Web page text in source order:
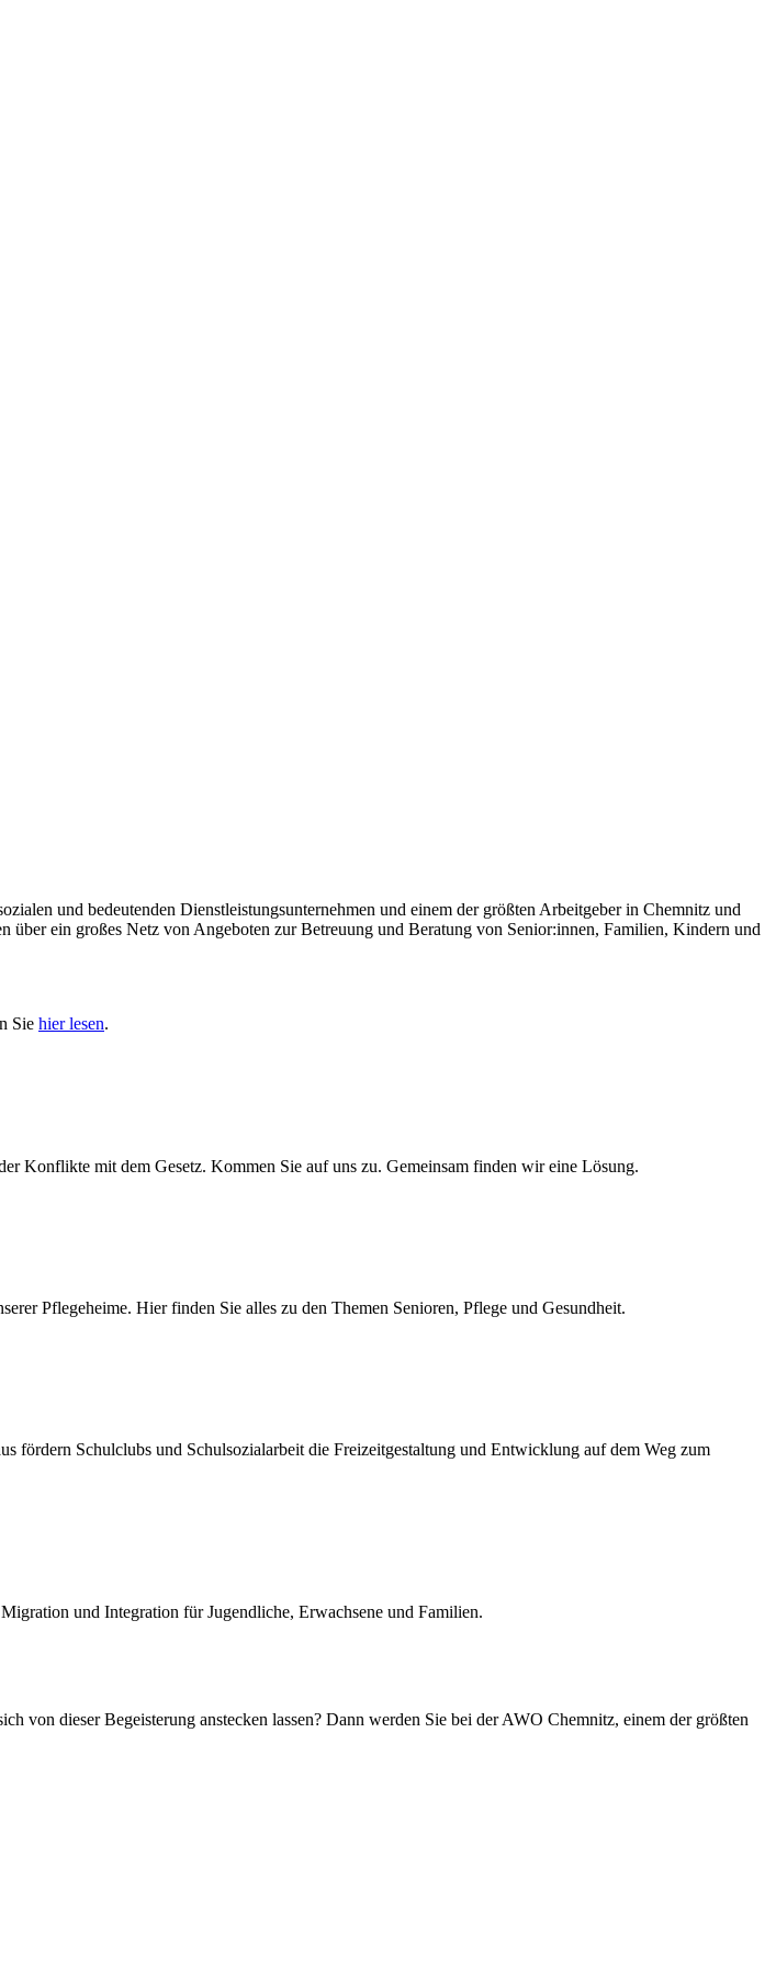
und bedeutenden Dienstleistungsunternehmen und einem der größten Arbeitgeber in Chemnitz und
ein großes Netz von Angeboten zur Betreuung und Beratung von Senior:innen, Familien, Kindern und
Sie hier lesen.
Konflikte mit dem Gesetz. Kommen Sie auf uns zu. Gemeinsam finden wir eine Lösung.
Pflegeheime. Hier finden Sie alles zu den Themen Senioren, Pflege und Gesundheit.
fördern Schulclubs und Schulsozialarbeit die Freizeitgestaltung und Entwicklung auf dem Weg zum
und Integration für Jugendliche, Erwachsene und Familien.
von dieser Begeisterung anstecken lassen? Dann werden Sie bei der AWO Chemnitz, einem der größten